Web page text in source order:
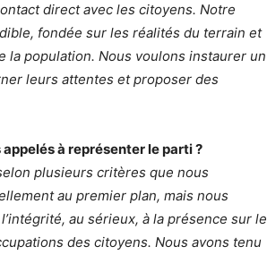
direct avec les citoyens. Notre
fondée sur les réalités du terrain et
la population. Nous voulons instaurer un
leurs attentes et proposer des
à représenter le parti ?
plusieurs critères que nous
au premier plan, mais nous
au sérieux, à la présence sur le
des citoyens. Nous avons tenu